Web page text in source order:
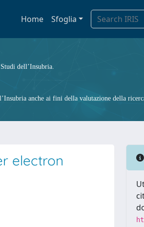
Home Sfoglia
dell’Insubria.
anche ai fini della valutazione della
electron